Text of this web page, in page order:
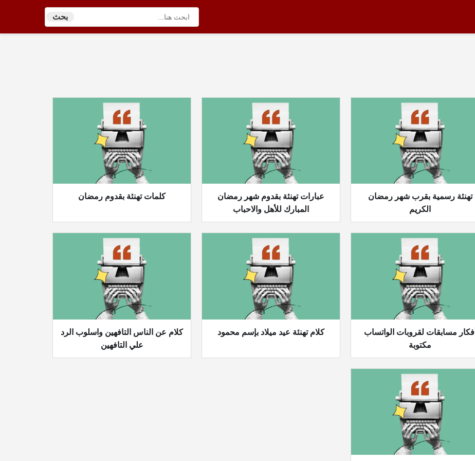
بحث
تهنئة رسمية بقرب شهر رمضان
الكريم
عبارات تهنئة بقدوم شهر رمضان
المبارك للأهل والاحباب
كلمات تهنئة بقدوم رمضان
أفكار مسابقات لقروبات الواتساب
مكتوبة
كلام تهنئة عيد ميلاد بإسم محمود
كلام عن الناس التافهين واسلوب الرد
علي التافهين